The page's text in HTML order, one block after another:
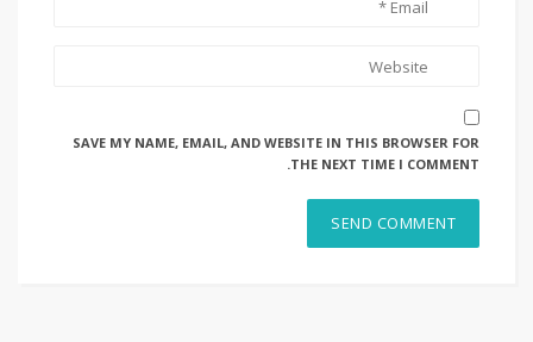
SAVE MY NAME, EMAIL, AND WEBSITE IN THIS BROWSER FOR
THE NEXT TIME I COMMENT.